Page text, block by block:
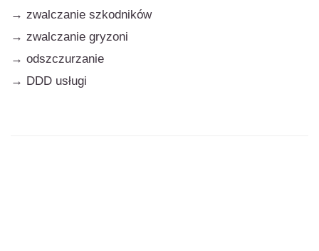
→ zwalczanie szkodników
→ zwalczanie gryzoni
→ odszczurzanie
→ DDD usługi